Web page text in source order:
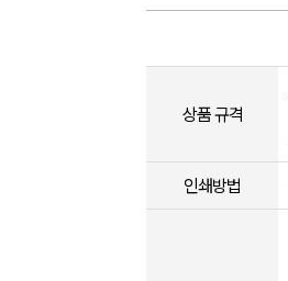
상품 규격
인쇄방법